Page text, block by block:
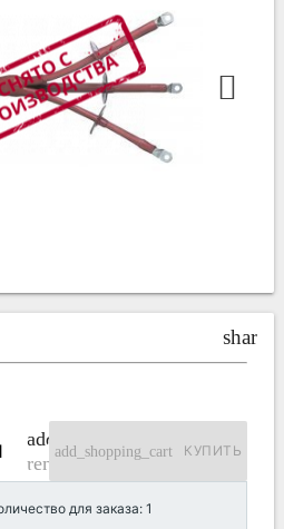
share
add_circle_outline
remove_circle_outline
add_shopping_cart КУПИТЬ
для заказа: 1